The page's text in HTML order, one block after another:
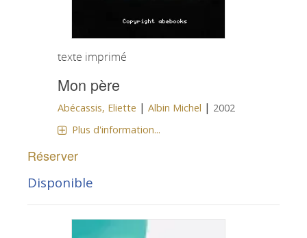
texte imprimé
Mon père
Abécassis, Eliette |Albin Michel | 2002
Plus d'information...
Réserver
Disponible